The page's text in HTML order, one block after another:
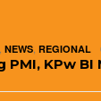
NEWS REGIONAL
PMI, KPw